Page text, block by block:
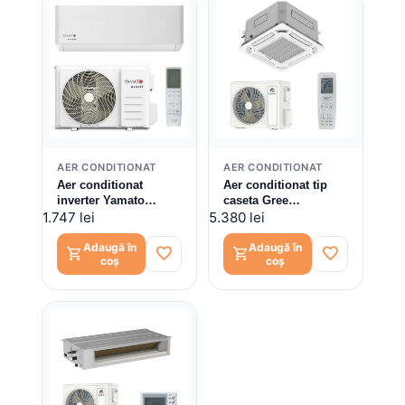
AER CONDITIONAT
Aer conditionat
inverter Yamato
Avanti YW09T3n 9000
BTU, Kit instalare
inclus
1.747 lei
shopping_cart Adaugă în
coș
favorite
AER CONDITIONAT
Aer conditionat tip
caseta Gree
GUD35T1/A-S -
GUD35W1/NhA-S,
12000 BTU
5.380 lei
shopping_cartAdaugă în
coș
favorite